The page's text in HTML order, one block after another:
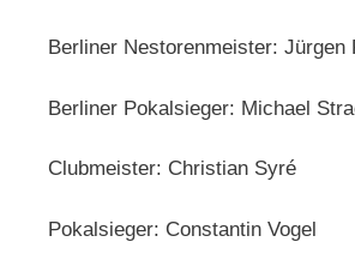
Berliner Nestorenmeister: Jürgen
Berliner Pokalsieger: Michael
Clubmeister: Christian Syré
Pokalsieger: Constantin Vogel